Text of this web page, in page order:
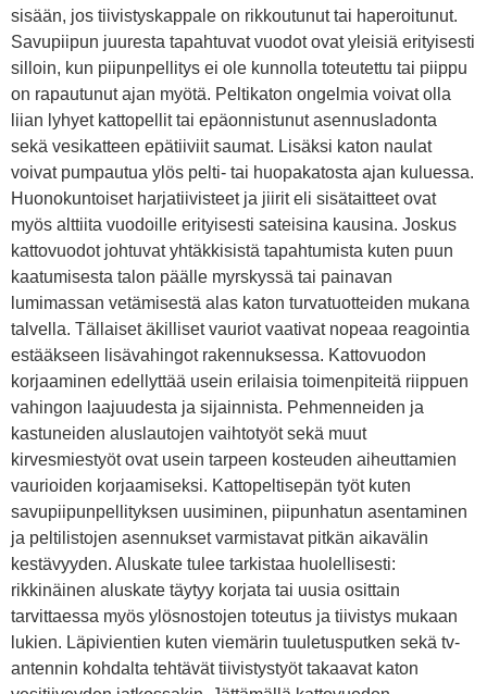
sisään, jos tiivistyskappale on rikkoutunut tai haperoitunut.
Savupiipun juuresta tapahtuvat vuodot ovat yleisiä erityisesti
silloin, kun piipunpellitys ei ole kunnolla toteutettu tai piippu
on rapautunut ajan myötä. Peltikaton ongelmia voivat olla
liian lyhyet kattopellit tai epäonnistunut asennusladonta
sekä vesikatteen epätiiviit saumat. Lisäksi katon naulat
voivat pumpautua ylös pelti- tai huopakatosta ajan kuluessa.
Huonokuntoiset harjatiivisteet ja jiirit eli sisätaitteet ovat
myös alttiita vuodoille erityisesti sateisina kausina. Joskus
kattovuodot johtuvat yhtäkkisistä tapahtumista kuten puun
kaatumisesta talon päälle myrskyssä tai painavan
lumimassan vetämisestä alas katon turvatuotteiden mukana
talvella. Tällaiset äkilliset vauriot vaativat nopeaa reagointia
estääkseen lisävahingot rakennuksessa. Kattovuodon
korjaaminen edellyttää usein erilaisia toimenpiteitä riippuen
vahingon laajuudesta ja sijainnista. Pehmenneiden ja
kastuneiden aluslautojen vaihtotyöt sekä muut
kirvesmiestyöt ovat usein tarpeen kosteuden aiheuttamien
vaurioiden korjaamiseksi. Kattopeltisepän työt kuten
savupiipunpellityksen uusiminen, piipunhatun asentaminen
ja peltilistojen asennukset varmistavat pitkän aikavälin
kestävyyden. Aluskate tulee tarkistaa huolellisesti:
rikkinäinen aluskate täytyy korjata tai uusia osittain
tarvittaessa myös ylösnostojen toteutus ja tiivistys mukaan
lukien. Läpivientien kuten viemärin tuuletusputken sekä tv-
antennin kohdalta tehtävät tiivistystyöt takaavat katon